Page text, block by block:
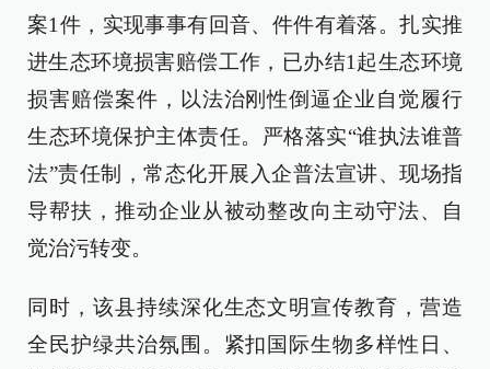
案1件，实现事事有回音、件件有着落。扎实推
进生态环境损害赔偿工作，已办结1起生态环境
损害赔偿案件，以法治刚性倒逼企业自觉履行
生态环境保护主体责任。严格落实“谁执法谁普
法”责任制，常态化开展入企普法宣讲、现场指
导帮扶，推动企业从被动整改向主动守法、自
觉治污转变。
同时，该县持续深化生态文明宣传教育，营造
全民护绿共治氛围。紧扣国际生物多样性日、